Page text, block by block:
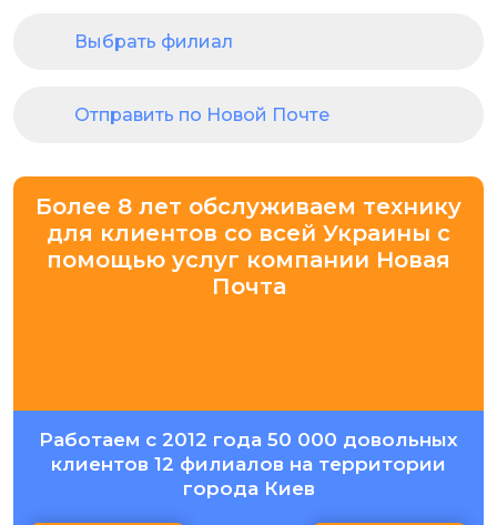
Выбрать филиал
Отправить по Новой Почте
Более 8 лет обслуживаем технику
для клиентов со всей Украины с
помощью услуг компании Новая
Почта
Работаем с 2012 года 50 000 довольных
клиентов 12 филиалов на территории
города Киев